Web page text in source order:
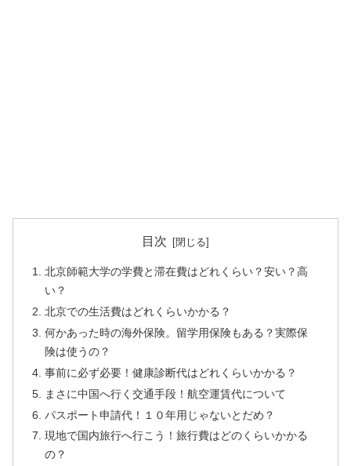
目次
北京師範大学の学費と滞在費はどれくらい？安い？高
い？
北京での生活費はどれくらいかかる？
何かあった時の海外保険。留学用保険もある？実際保
険は使うの？
事前に必ず必要！健康診断代はどれくらいかかる？
まさに中国へ行く交通手段！航空運賃代について
パスポート申請代！１０年用じゃないとだめ？
現地で国内旅行へ行こう！旅行費はどのくらいかかる
の？